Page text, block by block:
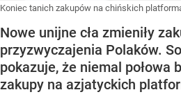
Koniec tanich zakupów na chińskich
Nowe unijne cła zmieniły
przyzwyczajenia Polaków.
pokazuje, że niemal połowa
zakupy na azjatyckich